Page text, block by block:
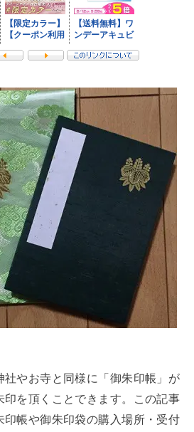
社やお寺と同様に「御朱印帳」が
印を頂くことできます。この記事
印帳や御朱印袋の購入場所・受付